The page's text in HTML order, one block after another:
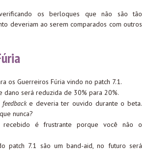
os berloques que não são tão
deveriam ao serem comparados com outros
os Guerreiros Fúria vindo no patch 7.1.
dano será reduzida de 30% para 20%.
feedbacke deveria ter ouvido durante o beta.
nunca?
é frustrante porque você não o
patch 7.1 são um band-aid, no futuro será